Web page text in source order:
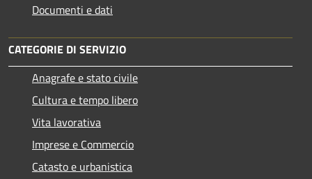
Documenti e dati
CATEGORIE DI SERVIZIO
Anagrafe e stato civile
Cultura e tempo libero
Vita lavorativa
Imprese e Commercio
Catasto e urbanistica